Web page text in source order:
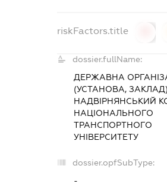
riskFactors.title
dossier.fullName:
ДЕРЖАВНА
(УСТАНОВА, ЗАКЛАД)
НАДВІРНЯНСЬКИЙ
НАЦІОНАЛЬНОГО
ТРАНСПОРТНОГО
УНІВЕРСИТЕТУ
dossier.opfSubType:
-